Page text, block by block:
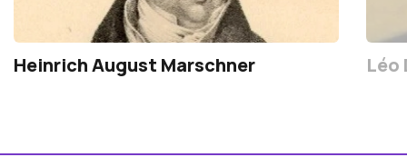
Heinrich August Marschner Léo